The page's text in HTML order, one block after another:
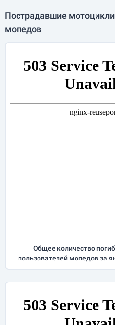
Пострадавшие
мопедов
Общее количество
пользователей мопедов за